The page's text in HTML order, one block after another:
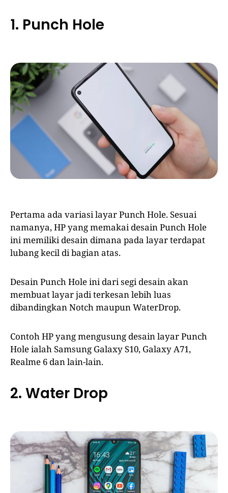
1. Punch Hole
Pertama ada variasi layar Punch Hole. Sesuai
namanya, HP yang memakai desain Punch Hole
ini memiliki desain dimana pada layar terdapat
lubang kecil di bagian atas.
Desain Punch Hole ini dari segi desain akan
membuat layar jadi terkesan lebih luas
dibandingkan Notch maupun WaterDrop.
Contoh HP yang mengusung desain layar Punch
Hole ialah Samsung Galaxy S10, Galaxy A71,
Realme 6 dan lain-lain.
2. Water Drop